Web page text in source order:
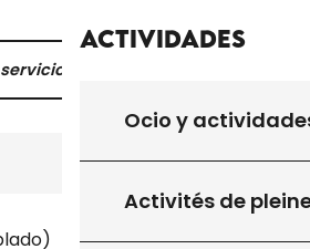
Actividades
Ocio y
Activités de